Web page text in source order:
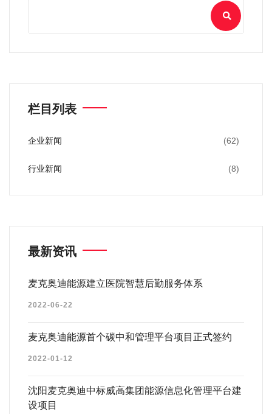
栏目列表
企业新闻 (62)
行业新闻 (8)
最新资讯
麦克奥迪能源建立医院智慧后勤服务体系
2022-06-22
麦克奥迪能源首个碳中和管理平台项目正式签约
2022-01-12
沈阳麦克奥迪中标威高集团能源信息化管理平台建
设项目